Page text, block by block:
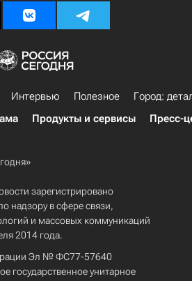
Интервью Полезное
Город:
Продукты и сервисы Пресс-
зарегистрировано
надзору в сфере связи,
и массовых коммуникаций
2014 года.
Эл № ФС77-57640
государственное унитарное